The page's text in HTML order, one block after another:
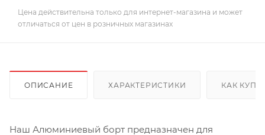
Цена действительна только для интернет-магазина и может
отличаться от цен в розничных магазинах
ОПИСАНИЕ ХАРАКТЕРИСТИКИ КАК
Наш Алюминиевый борт предназначен для